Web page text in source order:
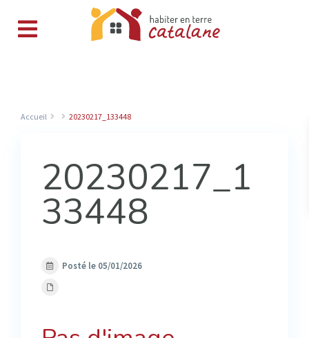
Accueil 20230217_133448
20230217_1
33448
Posté le 05/01/2026